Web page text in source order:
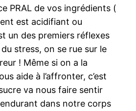
PRAL de vos ingrédients (
est acidifiant ou
un des premiers réflexes
du stress, on se rue sur le
! Même si on a la
aide à l’affronter, c’est
va nous faire sentir
dans notre corps